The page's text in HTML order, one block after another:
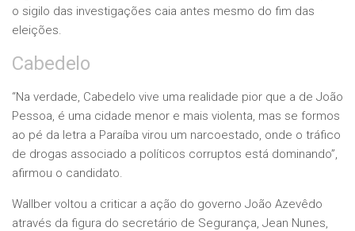
o sigilo das investigações caia antes mesmo do fim das
eleições.
Cabedelo
“Na verdade, Cabedelo vive uma realidade pior que a de João
Pessoa, é uma cidade menor e mais violenta, mas se formos
ao pé da letra a Paraíba virou um narcoestado, onde o tráfico
de drogas associado a políticos corruptos está dominando”,
afirmou o candidato.
Wallber voltou a criticar a ação do governo João Azevêdo
através da figura do secretário de Segurança, Jean Nunes,